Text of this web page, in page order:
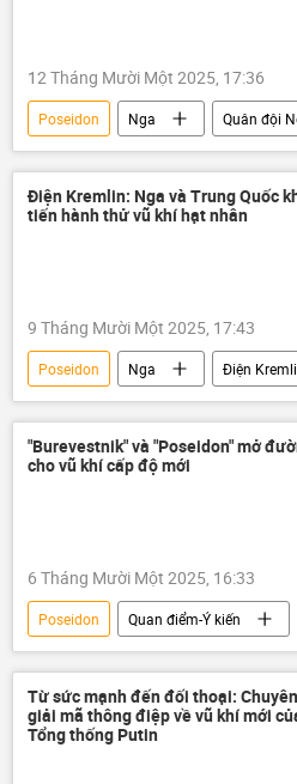
12 Tháng Mười Một 2025, 17:36
Poseidon Nga
Quân đội
Bộ Quốc phòng Nga
Thế giới
Vladimir Putin
tên lửa Sarmat
tên lửa đạn đạo chiến lược "Sarmat"
Điện Kremlin: Nga và Trung Quốc
tiến hành thử vũ khí hạt nhân
9 Tháng Mười Một 2025, 17:43
Poseidon Nga
Điện
Dmitry Peskov
Trung Quốc
vũ khí hạt nhân
lĩnh vực hạt
Thế giới
Vladimir Putin
"Burevestnik" và "Poseidon" mở
cho vũ khí cấp độ mới
6 Tháng Mười Một 2025, 16:33
Poseidon Quan điểm-Ý kiến
tên lửa
Burevestnik
Chính trị
Vladimir Putin
Từ sức mạnh đến đối thoại:
giải mã thông điệp về vũ khí mới
Tổng thống Putin